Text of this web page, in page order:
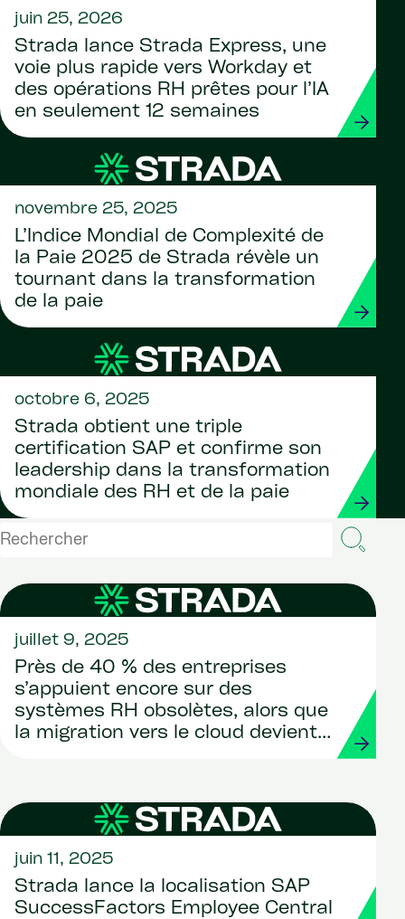
juin 25, 2026
Strada lance Strada Express, une
voie plus rapide vers Workday et
des opérations RH prêtes pour l’IA
en seulement 12 semaines
novembre 25, 2025
L’Indice Mondial de Complexité de
la Paie 2025 de Strada révèle un
tournant dans la transformation
de la paie
octobre 6, 2025
Strada obtient une triple
certification SAP et confirme son
leadership dans la transformation
mondiale des RH et de la paie
juillet 9, 2025
Près de 40 % des entreprises
s’appuient encore sur des
systèmes RH obsolètes, alors que
la migration vers le cloud devient
juin 11, 2025
Strada lance la localisation SAP
SuccessFactors Employee Central